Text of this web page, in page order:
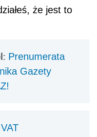
że jest to
Prenumerata
Gazety